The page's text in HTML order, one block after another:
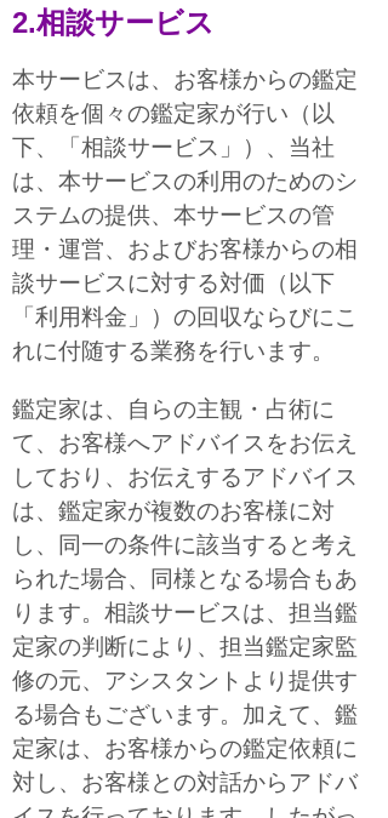
2.相談サービス
本サービスは、お客様からの鑑定
依頼を個々の鑑定家が行い（以
下、「相談サービス」）、当社
は、本サービスの利用のためのシ
ステムの提供、本サービスの管
理・運営、およびお客様からの相
談サービスに対する対価（以下
「利用料金」）の回収ならびにこ
れに付随する業務を行います。
鑑定家は、自らの主観・占術に
て、お客様へアドバイスをお伝え
しており、お伝えするアドバイス
は、鑑定家が複数のお客様に対
し、同一の条件に該当すると考え
られた場合、同様となる場合もあ
ります。相談サービスは、担当鑑
定家の判断により、担当鑑定家監
修の元、アシスタントより提供す
る場合もございます。加えて、鑑
定家は、お客様からの鑑定依頼に
対し、お客様との対話からアドバ